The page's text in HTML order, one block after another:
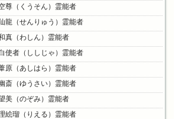
尊（くうそん）霊能者
龍（せんりゅう）霊能者
真（わしん）霊能者
使者（ししじゃ）霊能者
原（あしはら）霊能者
斎（ゆうさい）霊能者
美（のぞみ）霊能者
絵瑠（りえる）霊能者